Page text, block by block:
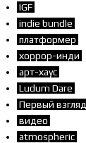
IGF
indie bundle
платформер
хоррор-инди
арт-хаус
Ludum Dare
Первый взгляд
видео
atmospheric